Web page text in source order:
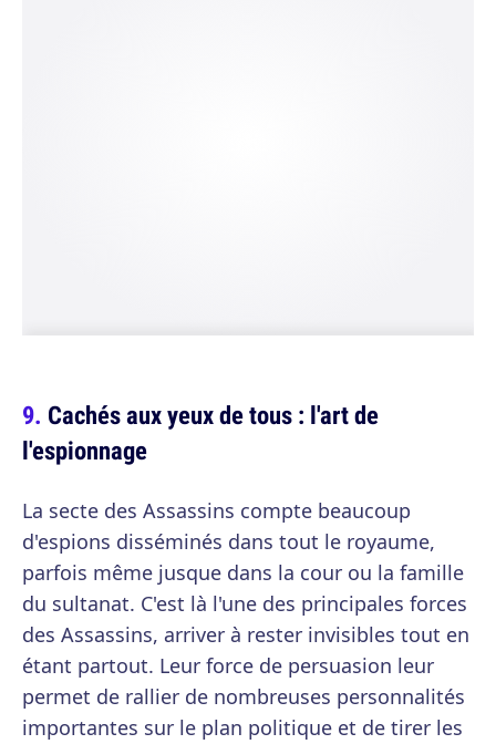
Cachés aux yeux de tous : l'art de
l'espionnage
La secte des Assassins compte beaucoup
d'espions disséminés dans tout le royaume,
parfois même jusque dans la cour ou la famille
du sultanat. C'est là l'une des principales forces
des Assassins, arriver à rester invisibles tout en
étant partout. Leur force de persuasion leur
permet de rallier de nombreuses personnalités
importantes sur le plan politique et de tirer les